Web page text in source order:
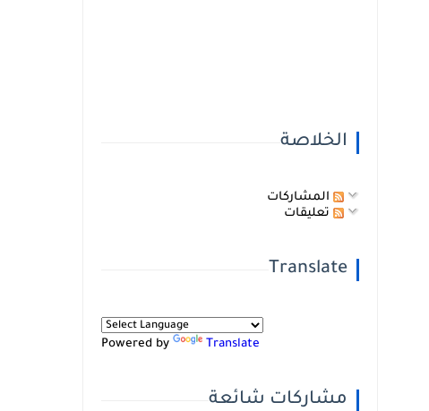
الخلاصة
المشاركات
تعليقات
Translate
Powered by Translate
مشاركات شائعة